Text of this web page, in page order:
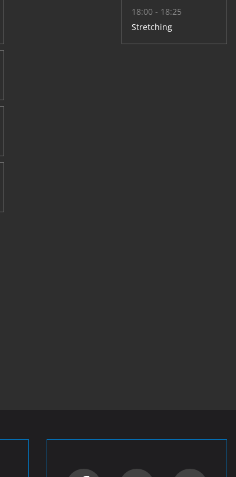
18:00 - 18:25
Stretching